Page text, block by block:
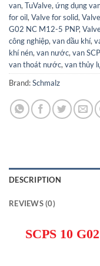
van,TuValve,ứng dụng
for oil,Valve for solid,
G02 NC M12-5 PNP,
công nghiệp,van dầu khí,
khí nén,van nước,van
van thoát nước,van thủy
Brand:Schmalz
DESCRIPTION
REVIEWS (0)
SCPS 10